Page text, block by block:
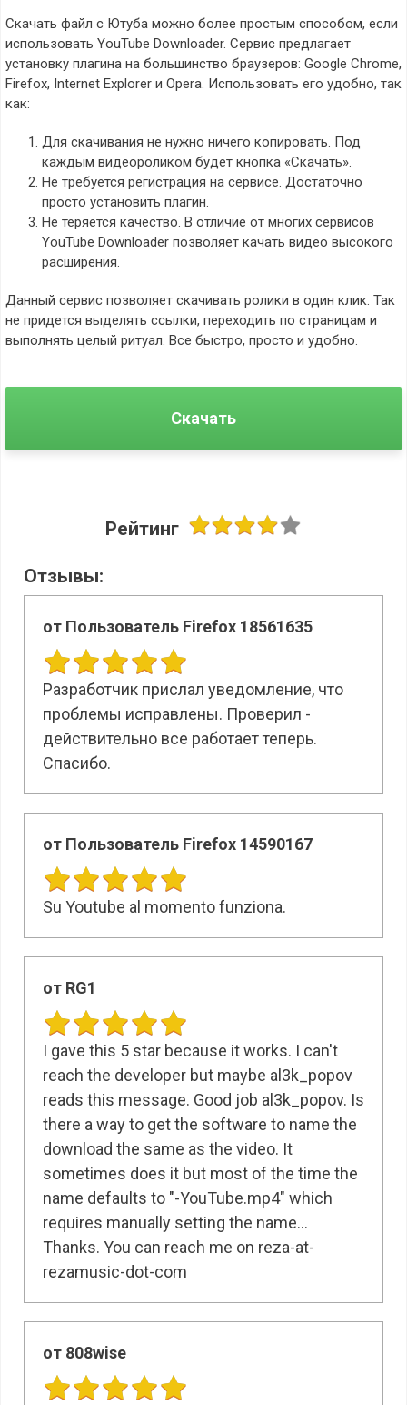
Скачать файл с Ютуба можно более простым способом, если
использовать YouTube Downloader. Сервис предлагает
установку плагина на большинство браузеров: Google Chrome,
Firefox, Internet Explorer и Opera. Использовать его удобно, так
как:
Для скачивания не нужно ничего копировать. Под
каждым видеороликом будет кнопка «Скачать».
Не требуется регистрация на сервисе. Достаточно
просто установить плагин.
Не теряется качество. В отличие от многих сервисов
YouTube Downloader позволяет качать видео высокого
расширения.
Данный сервис позволяет скачивать ролики в один клик. Так
не придется выделять ссылки, переходить по страницам и
выполнять целый ритуал. Все быстро, просто и удобно.
Скачать
Рейтинг
Отзывы:
от Пользователь Firefox 18561635
Разработчик прислал уведомление, что
проблемы исправлены. Проверил -
действительно все работает теперь.
Спасибо.
от Пользователь Firefox 14590167
Su Youtube al momento funziona.
от RG1
I gave this 5 star because it works. I can't
reach the developer but maybe al3k_popov
reads this message. Good job al3k_popov. Is
there a way to get the software to name the
download the same as the video. It
sometimes does it but most of the time the
name defaults to "-YouTube.mp4" which
requires manually setting the name...
Thanks. You can reach me on reza-at-
rezamusic-dot-com
от 808wise